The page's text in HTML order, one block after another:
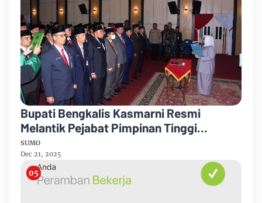
Bupati Bengkalis Kasmarni Resmi
Melantik Pejabat Pimpinan Tinggi
Pratama
SUMO
Dec 21, 2025